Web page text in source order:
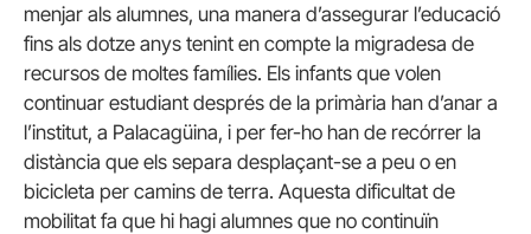
menjar als alumnes, una manera d’assegurar l’educació
fins als dotze anys tenint en compte la migradesa de
recursos de moltes famílies. Els infants que volen
continuar estudiant després de la primària han d’anar a
l’institut, a Palacagüina, i per fer-ho han de recórrer la
distància que els separa desplaçant-se a peu o en
bicicleta per camins de terra. Aquesta dificultat de
mobilitat fa que hi hagi alumnes que no continuïn